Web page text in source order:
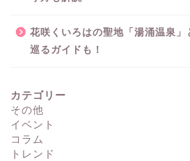
花咲くいろはの聖地「湯涌温泉
巡るガイドも！
カテゴリー
その他
イベント
コラム
トレンド